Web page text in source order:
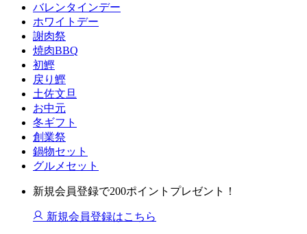
バレンタインデー
ホワイトデー
謝肉祭
焼肉BBQ
初鰹
戻り鰹
土佐文旦
お中元
冬ギフト
創業祭
鍋物セット
グルメセット
新規会員登録で200ポイントプレゼント！
新規会員登録はこちら